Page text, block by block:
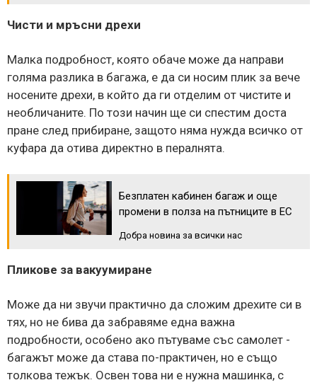
Чисти и мръсни дрехи
Малка подробност, която обаче може да направи
голяма разлика в багажа, е да си носим плик за вече
носените дрехи, в който да ги отделим от чистите и
необличаните. По този начин ще си спестим доста
пране след прибиране, защото няма нужда всичко от
куфара да отива директно в пералнята.
Безплатен кабинен багаж и още
промени в полза на пътниците в ЕС
Добра новина за всички нас
Пликове за вакуумиране
Може да ни звучи практично да сложим дрехите си в
тях, но не бива да забравяме една важна
подробности, особено ако пътуваме със самолет -
багажът може да става по-практичен, но е също
толкова тежък. Освен това ни е нужна машинка, с